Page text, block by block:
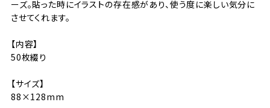
ーズ。貼った時にイラストの存在感があり、使う度に楽しい気分に
させてくれます。
【内容】
50枚綴り
【サイズ】
88×128mm